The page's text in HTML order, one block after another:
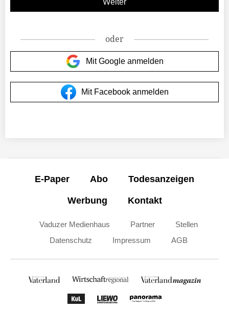
oder
Mit Google anmelden
Mit Facebook anmelden
E-Paper Abo Todesanzeigen
Werbung Kontakt
Vaduzer Medienhaus Partner
Stellen
Datenschutz
Impressum AGB